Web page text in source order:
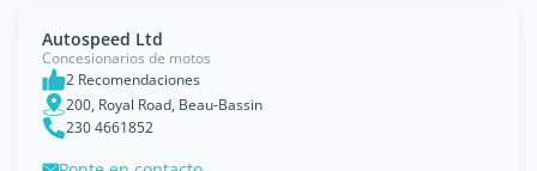
Autospeed Ltd
Concesionarios de motos
2 Recomendaciones
200, Royal Road, Beau-Bassin
230 4661852